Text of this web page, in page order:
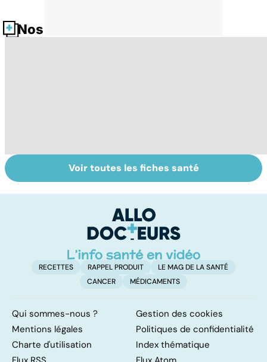
Nos fiches santé
Comment
maîtriser le
Accident
vasculaire
également
touché
Voir toutes les fiches santé
RECETTES RAPPEL PRODUIT
LE MAG DE LA SANTÉ
CANCER
MÉDICAMENTS
Qui sommes-nous ?
Gestion des cookies
Mentions légales
Politiques de confidentialité
Charte d'utilisation
Index thématique